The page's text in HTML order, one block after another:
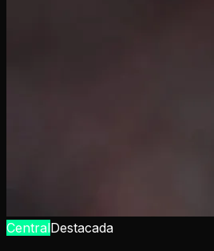
CentralDestacada